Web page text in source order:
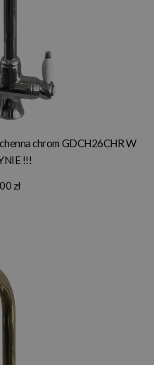
chrom GDCH26CHR W
!!!
zł